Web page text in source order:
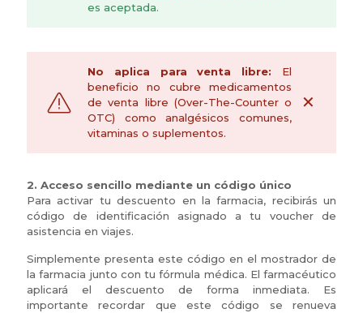
es aceptada.
No aplica para venta libre: El
beneficio no cubre medicamentos
de venta libre (Over-The-Counter o
OTC) como analgésicos comunes,
vitaminas o suplementos.
✕
2. Acceso sencillo mediante un código único
Para activar tu descuento en la farmacia, recibirás un
código de identificación asignado a tu voucher de
asistencia en viajes.
Simplemente presenta este código en el mostrador de
la farmacia junto con tu fórmula médica. El farmacéutico
aplicará el descuento de forma inmediata. Es
importante recordar que este código se renueva